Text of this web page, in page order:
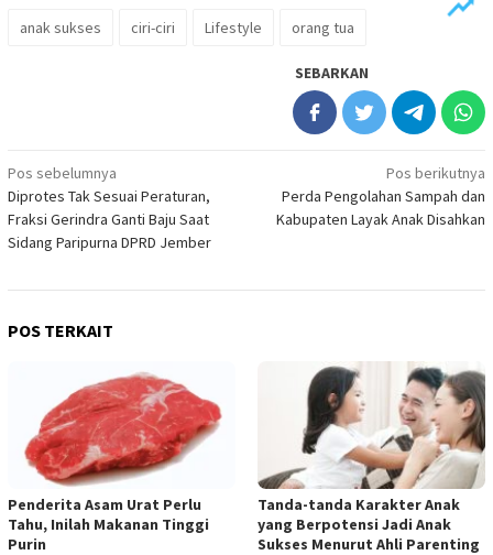
anak sukses ciri-ciri Lifestyle orang tua
SEBARKAN
Navigasi
pos
Pos sebelumnya
Diprotes Tak Sesuai Peraturan,
Fraksi Gerindra Ganti Baju Saat
Sidang Paripurna DPRD Jember
Pos berikutnya
Perda Pengolahan Sampah dan
Kabupaten Layak Anak Disahkan
POS TERKAIT
Penderita Asam Urat Perlu
Tahu, Inilah Makanan Tinggi
Purin
Tanda-tanda Karakter Anak
yang Berpotensi Jadi Anak
Sukses Menurut Ahli Parenting